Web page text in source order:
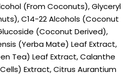
(From Coconuts), Glyceryl
C14-22 Alcohols (Coconut
(Coconut Derived),
(Yerba Mate) Leaf Extract,
Tea) Leaf Extract, Calanthe
Extract, Citrus Aurantium